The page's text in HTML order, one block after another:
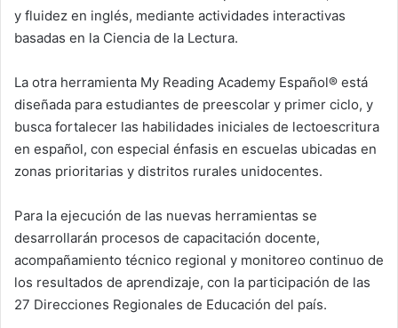
y fluidez en inglés, mediante actividades interactivas
basadas en la Ciencia de la Lectura.
La otra herramienta My Reading Academy Español® está
diseñada para estudiantes de preescolar y primer ciclo, y
busca fortalecer las habilidades iniciales de lectoescritura
en español, con especial énfasis en escuelas ubicadas en
zonas prioritarias y distritos rurales unidocentes.
Para la ejecución de las nuevas herramientas se
desarrollarán procesos de capacitación docente,
acompañamiento técnico regional y monitoreo continuo de
los resultados de aprendizaje, con la participación de las
27 Direcciones Regionales de Educación del país.